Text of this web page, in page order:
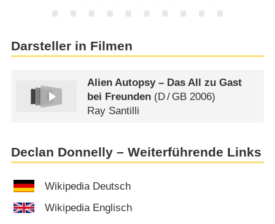
Darsteller in Filmen
Alien Autopsy – Das All zu Gast
bei Freunden (D/ GB 2006)
Ray Santilli
Declan Donnelly – Weiterführende Links
Wikipedia Deutsch
Wikipedia Englisch